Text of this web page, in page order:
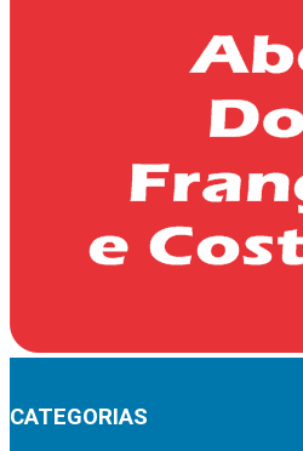
CATEGORIAS